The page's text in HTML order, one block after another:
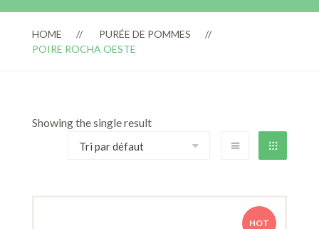
HOME
PURÉE DE POMMES
POIRE ROCHA OESTE
Showing the single result
HOT